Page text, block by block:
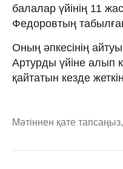
балалар үйінің 11
Федоровтың
Оның әпкесінің
Артурды үйіне алып
қайтатын кезде
Мәтіннен қате тапсаңыз,